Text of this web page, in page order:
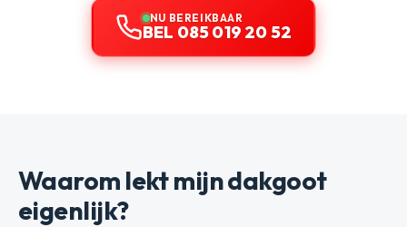
NU BEREIKBAAR
BEL 085 019 20 52
Waarom lekt mijn dakgoot
eigenlijk?